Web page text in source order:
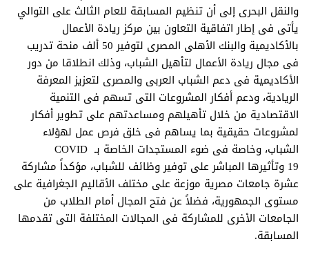
والنقل البحرى إلى أن تنظيم المسابقة للعام الثالث على التوالي
يأتى فى إطار اتفاقية التعاون بين مركز ريادة الأعمال
بالأكاديمية والبنك الأهلى المصرى لتوفير 50 ألف منحة تدريب
فى مجال ريادة الأعمال لتأهيل الشباب، وذلك انطلاقا من دور
الأكاديمية فى دعم الشباب العربى والمصرى لتعزيز المعرفة
الريادية، ودعم أفكار المشروعات التى تسهم فى التنمية
الاقتصادية من خلال تأهيلهم ومساعدتهم على تطوير أفكار
لمشروعات حقيقية بما يساهم فى خلق فرص عمل لهؤلاء
الشباب، وخاصة فى ضوء المستجدات الخاصة بـ COVID
19 وتأثيرها المباشر على توفير وظائف للشباب، مؤكداً مشاركة
عشرة جامعات مصرية موزعة على مختلف الأقاليم الجغرافية على
مستوى الجمهورية، فضلاً عن فتح المجال أمام الطلاب من
الجامعات الأخرى للمشاركة فى المجالات المختلفة التى تقدمها
المسابقة.